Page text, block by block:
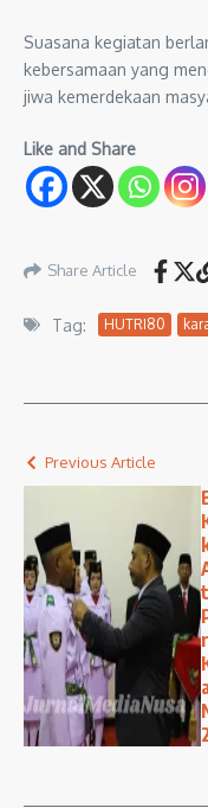
Suasana kegiatan
kebersamaan yang
jiwa kemerdekaan
Like and Share
Share Article
Tag: HUTRI80
Previous Article